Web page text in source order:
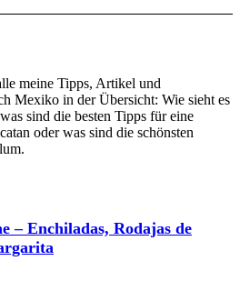
meine Tipps, Artikel und
Mexiko in der Übersicht: Wie sieht es
sind die besten Tipps für eine
oder was sind die schönsten
– Enchiladas, Rodajas de